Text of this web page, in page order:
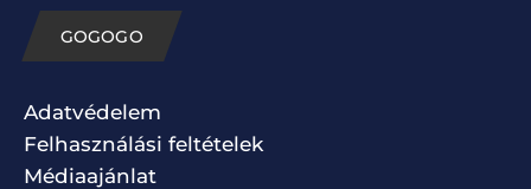
GOGOGO
Adatvédelem
Felhasználási feltételek
Médiaajánlat